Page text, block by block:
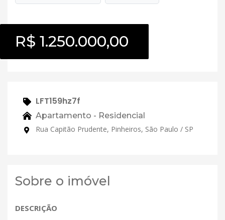
R$ 1.250.000,00
LFT159hz7f
Apartamento - Residencial
Rua Capitão Prudente, Pinheiros, São Paulo / SP
Sobre o imóvel
DESCRIÇÃO